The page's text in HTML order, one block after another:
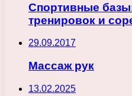
Спортивные
тренировок и
29.09.2017
Массаж рук
13.02.2025